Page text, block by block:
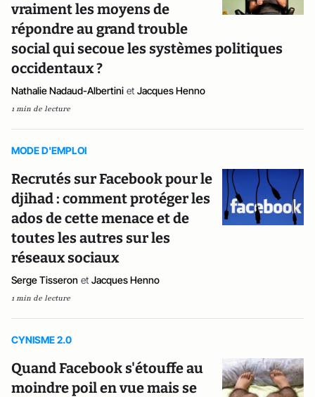
vraiment les moyens de
répondre au grand trouble
social qui secoue les systèmes politiques
occidentaux ?
Nathalie Nadaud-Albertini et Jacques Henno
1 min de lecture
MODE D'EMPLOI
Recrutés sur Facebook pour le
djihad : comment protéger les
ados de cette menace et de
toutes les autres sur les
réseaux sociaux
Serge Tisseron et Jacques Henno
1 min de lecture
CYNISME 2.0
Quand Facebook s'étouffe au
moindre poil en vue mais se